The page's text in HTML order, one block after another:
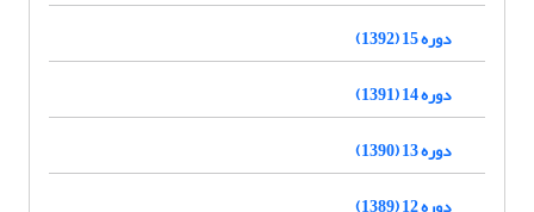
دوره 15 (1392)
دوره 14 (1391)
دوره 13 (1390)